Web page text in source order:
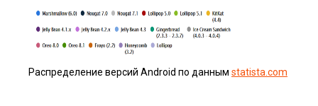
Распределение версий Android по данным statista.com